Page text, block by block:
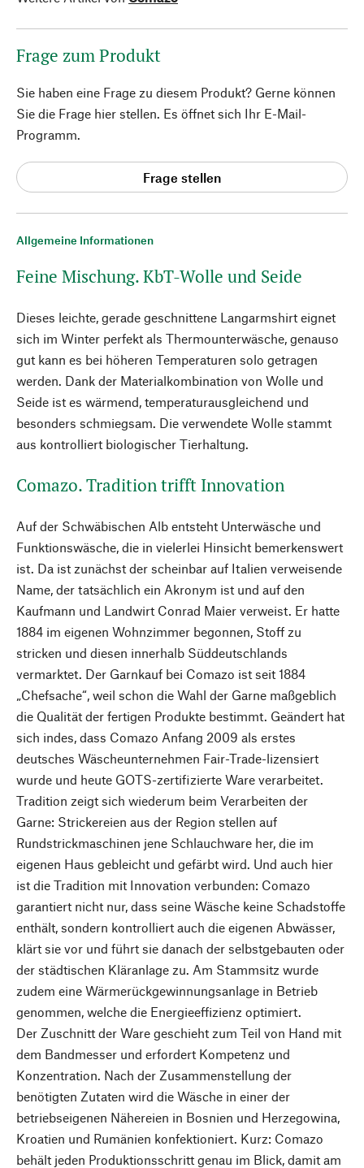
Allgemeine Informationen
Feine Mischung. KbT-Wolle und Seide
Dieses leichte, gerade geschnittene Langarmshirt eignet
sich im Winter perfekt als Thermounterwäsche, genauso
gut kann es bei höheren Temperaturen solo getragen
werden. Dank der Materialkombination von Wolle und
Seide ist es wärmend, temperaturausgleichend und
besonders schmiegsam. Die verwendete Wolle stammt
aus kontrolliert biologischer Tierhaltung.
Comazo. Tradition trifft Innovation
Auf der Schwäbischen Alb entsteht Unterwäsche und
Funktionswäsche, die in vielerlei Hinsicht bemerkenswert
ist. Da ist zunächst der scheinbar auf Italien verweisende
Name, der tatsächlich ein Akronym ist und auf den
Kaufmann und Landwirt Conrad Maier verweist. Er hatte
1884 im eigenen Wohnzimmer begonnen, Stoff zu
stricken und diesen innerhalb Süddeutschlands
vermarktet. Der Garnkauf bei Comazo ist seit 1884
„Chefsache“, weil schon die Wahl der Garne maßgeblich
die Qualität der fertigen Produkte bestimmt. Geändert hat
sich indes, dass Comazo Anfang 2009 als erstes
deutsches Wäscheunternehmen Fair-Trade-lizensiert
wurde und heute GOTS-zertifizierte Ware verarbeitet.
Tradition zeigt sich wiederum beim Verarbeiten der
Garne: Strickereien aus der Region stellen auf
Rundstrickmaschinen jene Schlauchware her, die im
eigenen Haus gebleicht und gefärbt wird. Und auch hier
ist die Tradition mit Innovation verbunden: Comazo
garantiert nicht nur, dass seine Wäsche keine Schadstoffe
enthält, sondern kontrolliert auch die eigenen Abwässer,
klärt sie vor und führt sie danach der selbstgebauten oder
der städtischen Kläranlage zu. Am Stammsitz wurde
zudem eine Wärmerückgewinnungsanlage in Betrieb
genommen, welche die Energieeffizienz optimiert.
Der Zuschnitt der Ware geschieht zum Teil von Hand mit
dem Bandmesser und erfordert Kompetenz und
Konzentration. Nach der Zusammenstellung der
benötigten Zutaten wird die Wäsche in einer der
betriebseigenen Nähereien in Bosnien und Herzegowina,
Kroatien und Rumänien konfektioniert. Kurz: Comazo
behält jeden Produktionsschritt genau im Blick, damit am
Frage zum Produkt
Sie haben eine Frage zu diesem Produkt? Gerne können
Sie die Frage hier stellen. Es öffnet sich Ihr E-Mail-
Programm.
Frage stellen